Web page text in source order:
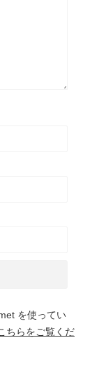
を使ってい
ちらをご覧くだ